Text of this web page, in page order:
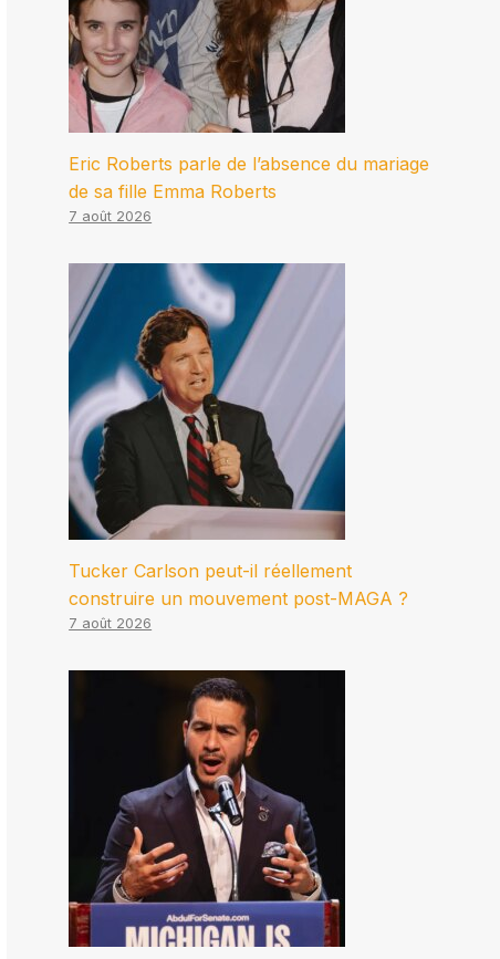
Eric Roberts parle de l’absence du mariage
de sa fille Emma Roberts
7 août 2026
Tucker Carlson peut-il réellement
construire un mouvement post-MAGA ?
7 août 2026